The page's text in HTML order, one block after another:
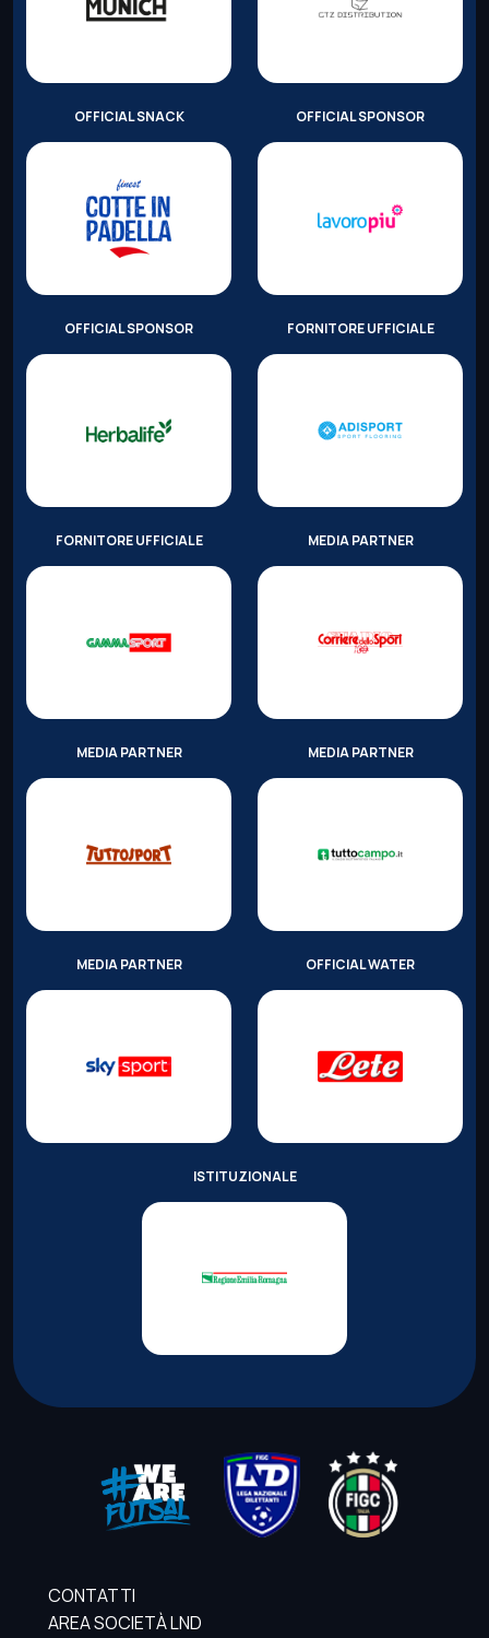
OFFICIAL SNACK OFFICIAL SPONSOR
OFFICIAL SPONSOR FORNITORE UFFICIALE
FORNITORE UFFICIALE MEDIA PARTNER
MEDIA PARTNER MEDIA PARTNER
MEDIA PARTNER OFFICIAL WATER
ISTITUZIONALE
CONTATTI
AREA SOCIETÀ LND